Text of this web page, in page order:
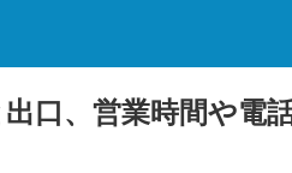
口、営業時間や電